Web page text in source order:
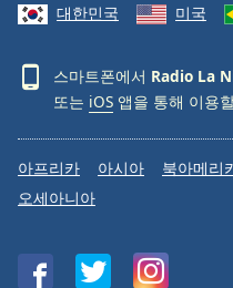
대한민국
미국
스마트폰에서 Radio La
또는 iOS 앱을 통해 이용
아프리카 아시아 북아메리
오세아니아